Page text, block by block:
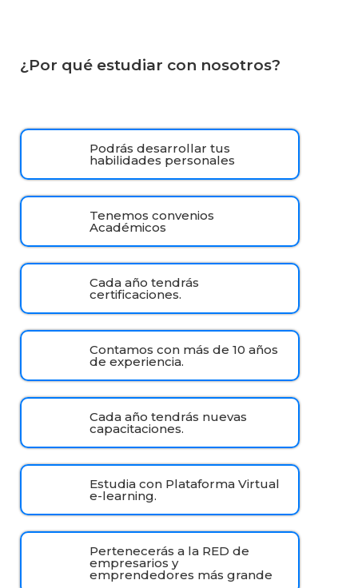
¿Por qué estudiar con nosotros?
Podrás desarrollar tus
habilidades personales
Tenemos convenios
Académicos
Cada año tendrás
certificaciones.
Contamos con más de 10 años
de experiencia.
Cada año tendrás nuevas
capacitaciones.
Estudia con Plataforma Virtual
e-learning.
Pertenecerás a la RED de
empresarios y
emprendedores más grande